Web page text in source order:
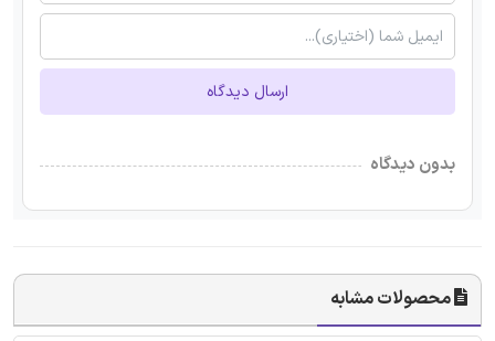
ارسال دیدگاه
بدون دیدگاه
محصولات مشابه